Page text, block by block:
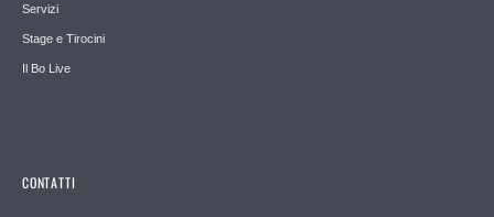
Servizi
Stage e Tirocini
Il Bo Live
CONTATTI